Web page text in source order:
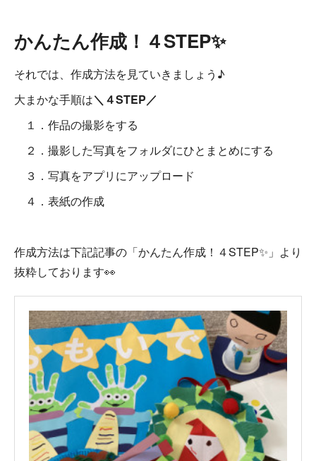
かんたん作成！４STEP✨
それでは、作成方法を見ていきましょう♪
大まかな手順は＼４STEP／
１．作品の撮影をする
２．撮影した写真をフォルダにひとまとめにする
３．写真をアプリにアップロード
４．表紙の作成
作成方法は下記記事の「かんたん作成！４STEP✨」より
抜粋しております👀